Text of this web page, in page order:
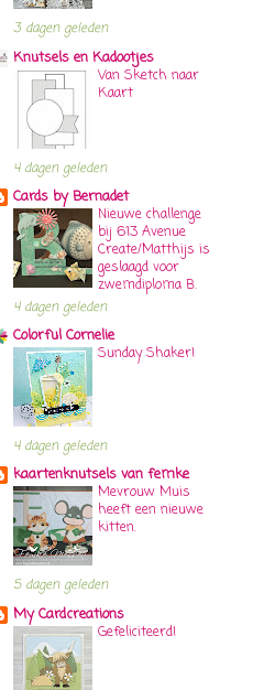
3 dagen geleden
Knutsels en Kadootjes
Van Sketch naar
Kaart
4 dagen geleden
Cards by Bernadet
Nieuwe challenge
bij 613 Avenue
Create/Matthijs is
geslaagd voor
zwemdiploma B.
4 dagen geleden
Colorful Cornelie
Sunday Shaker!
4 dagen geleden
kaartenknutsels van femke
Mevrouw Muis
heeft een nieuwe
kitten.
5 dagen geleden
My Cardcreations
Gefeliciteerd!